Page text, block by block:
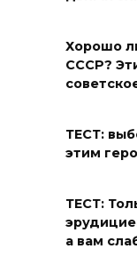
Хорошо
СССР?
ТЕСТ:
этим
ТЕСТ:
а вам